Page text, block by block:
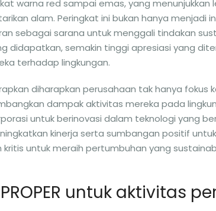
warna red sampai emas, yang menunjukkan
alam. Peringkat ini bukan hanya menjadi
sebagai sarana untuk menggali tindakan
didapatkan, semakin tinggi apresiasi yang
terhadap lingkungan.
diharapkan perusahaan tak hanya fokus
dampak aktivitas mereka pada
untuk berinovasi dalam teknologi yang
kinerja serta sumbangan positif
kritis untuk meraih pertumbuhan yang
untuk aktivitas